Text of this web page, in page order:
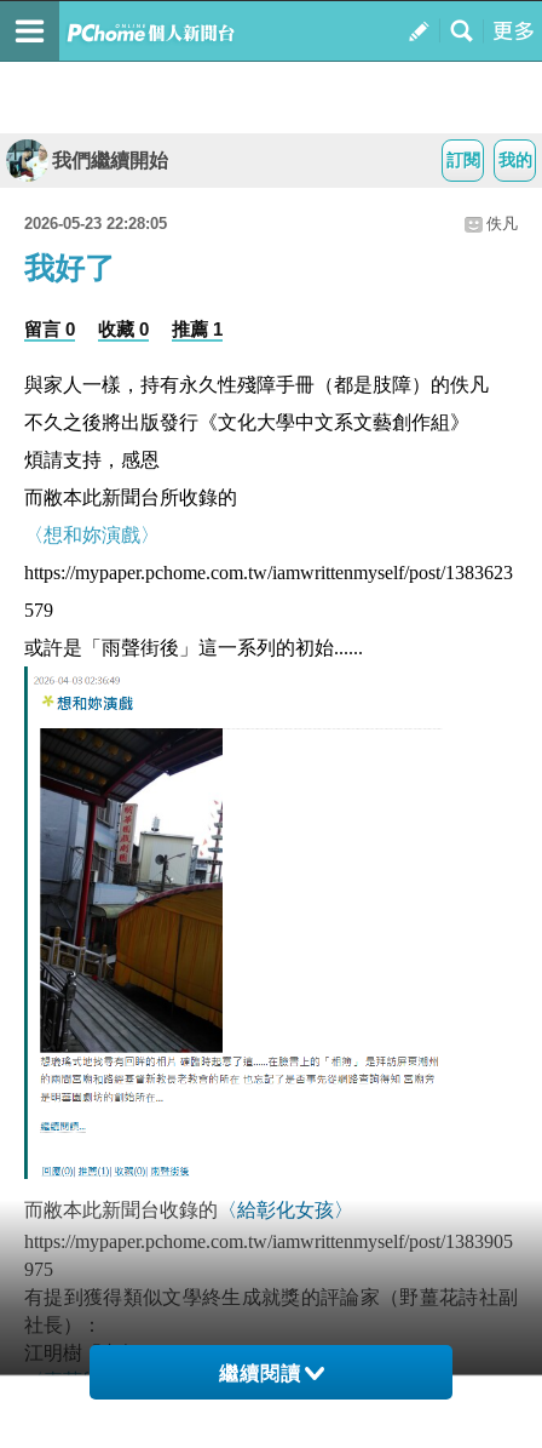
我的
訂閱
我們繼續開始
2026-05-23 22:28:05 佚凡
我好了
留言 0 收藏 0 推薦 1
與家人一樣，持有永久性殘障手冊（都是肢障）的佚凡
不久之後將出版發行《文化大學中文系文藝創作組》
煩請支持，感恩
而敝本此新聞台所收錄的
〈想和妳演戲〉
https://mypaper.pchome.com.tw/iamwrittenmyself/post/1383623
579
或許是「雨聲街後」這一系列的初始......
而敝本此新聞台收錄的 〈給彰化女孩〉
https://mypaper.pchome.com.tw/iamwrittenmyself/post/1383905
975
有提到獲得類似文學終生成就獎的評論家（野薑花詩社副
社長）：
江明樹「老師」（？）
〈喜菡與野薑花詩社〉 繼續閱讀